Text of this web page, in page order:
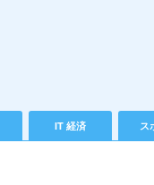
IT 経済 ス